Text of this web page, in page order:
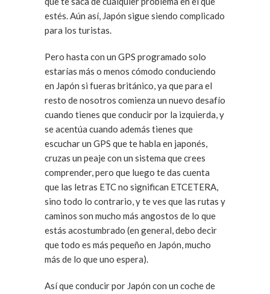
estés. Aún así, Japón sigue siendo complicado
para los turistas.
Pero hasta con un GPS programado solo
estarías más o menos cómodo conduciendo
en Japón si fueras británico, ya que para el
resto de nosotros comienza un nuevo desafío
cuando tienes que conducir por la izquierda, y
se acentúa cuando además tienes que
escuchar un GPS que te habla en japonés,
cruzas un peaje con un sistema que crees
comprender, pero que luego te das cuenta
que las letras ETC no significan ETCETERA,
sino todo lo contrario, y te ves que las rutas y
caminos son mucho más angostos de lo que
estás acostumbrado (en general, debo decir
que todo es más pequeño en Japón, mucho
más de lo que uno espera).
Así que conducir por Japón con un coche de